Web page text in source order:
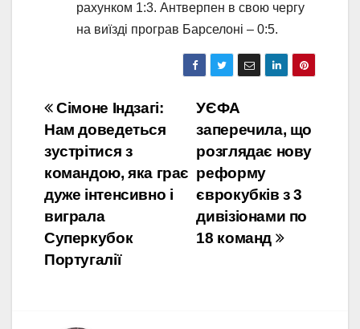
рахунком 1:3. Антверпен в свою чергу
на виїзді програв Барселоні – 0:5.
Навігація
записів
УЄФА
заперечила, що
розглядає нову
реформу
єврокубків з 3
дивізіонами по
18 команд
Сімоне Індзагі:
Нам доведеться
зустрітися з
командою, яка грає
дуже інтенсивно і
виграла
Суперкубок
Португалії